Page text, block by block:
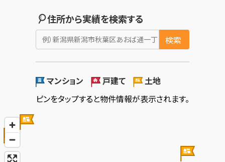
住所から実績を検索する
検索
マンション 戸建て
土地
ピンをタップすると物件情報が表示されます。